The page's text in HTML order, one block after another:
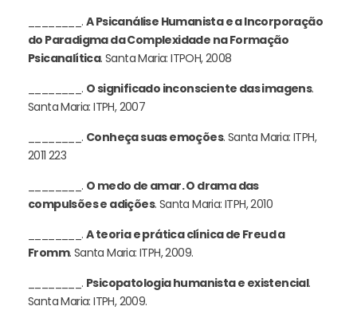
________. A Psicanálise Humanista e a Incorporação
do Paradigma da Complexidade na Formação
Psicanalítica. Santa Maria: ITPOH, 2008
________. O significado inconsciente das imagens.
Santa Maria: ITPH, 2007
________. Conheça suas emoções. Santa Maria: ITPH,
2011 223
________. O medo de amar. O drama das
compulsões e adições. Santa Maria: ITPH, 2010
________. A teoria e prática clínica de Freud a
Fromm. Santa Maria: ITPH, 2009.
________. Psicopatologia humanista e existencial.
Santa Maria: ITPH, 2009.